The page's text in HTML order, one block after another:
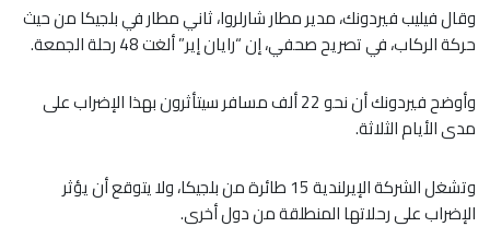
وقال فيليب فيردونك، مدير مطار شارلروا، ثاني مطار في بلجيكا من حيث
حركة الركاب، في تصريح صحفي، إن “رايان إير” ألغت 48 رحلة الجمعة.
وأوضح فيردونك أن نحو 22 ألف مسافر سيتأثرون بهذا الإضراب على
مدى الأيام الثلاثة.
وتشغل الشركة الإيرلندية 15 طائرة من بلجيكا، ولا يتوقع أن يؤثر
الإضراب على رحلاتها المنطلقة من دول أخرى.